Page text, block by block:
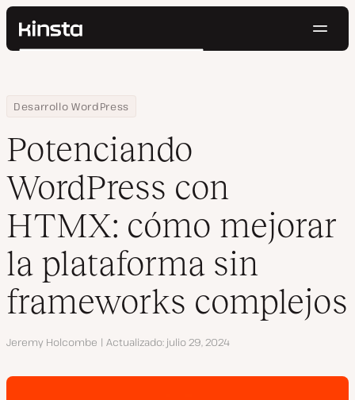
Kinsta®
Precios
Contacto
Buscar
Home
Centro de Recursos
Blog
Desarrollo WordPress
Potenciando WordPress con HTMX: cómo mejorar la
Potenciando
WordPress con
HTMX: cómo mejorar
la plataforma sin
frameworks complejos
Autor
Jeremy Holcombe Actualizado julio 29, 2024